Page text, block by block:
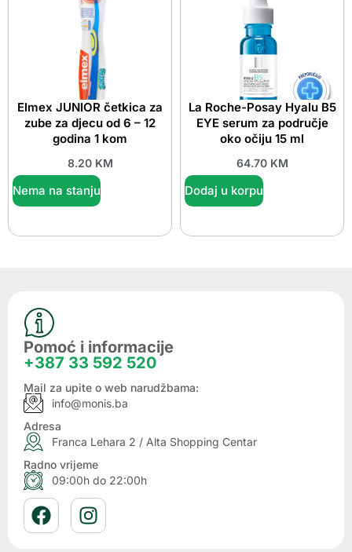
Elmex JUNIOR četkica za
zube za djecu od 6 – 12
godina 1 kom
8.20 KM
Nema na stanju
La Roche-Posay Hyalu B5
EYE serum za područje
oko očiju 15 ml
64.70 KM
Dodaj u korpu
Pomoć i informacije
+387 33 592 520
Mail za upite o web narudžbama:
info@monis.ba
Adresa
Franca Lehara 2 / Alta Shopping Centar
Radno vrijeme
09:00h do 22:00h